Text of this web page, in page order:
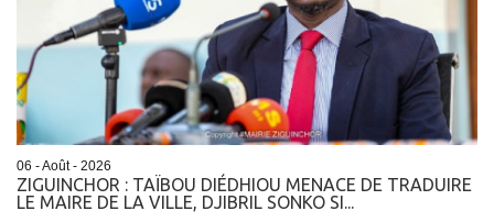
06 - Août - 2026
ZIGUINCHOR : TAÏBOU DIÉDHIOU MENACE DE TRADUIRE
LE MAIRE DE LA VILLE, DJIBRIL SONKO SI...